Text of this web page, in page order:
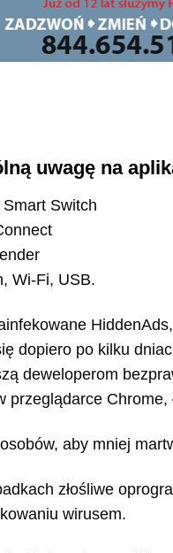
uwagę na
Switch
Wi-Fi, USB.
dopiero po kilku
deweloperom
przeglądarce
aby mniej
złośliwe
wirusem.